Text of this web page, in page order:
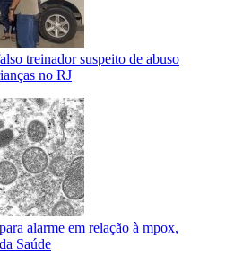
treinador suspeito de abuso
no RJ
alarme em relação à mpox,
Saúde